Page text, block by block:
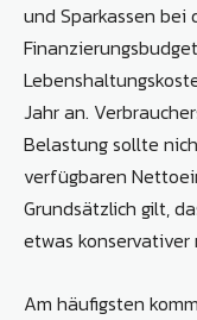
und Sparkassen bei
Jahr an.
Belastung sollte
verfügbaren
Grundsätzlich gilt,
etwas
Am häufigsten